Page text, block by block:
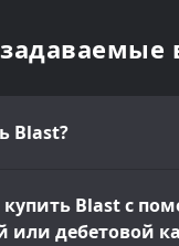
Blast?
Blast с
или дебетовой